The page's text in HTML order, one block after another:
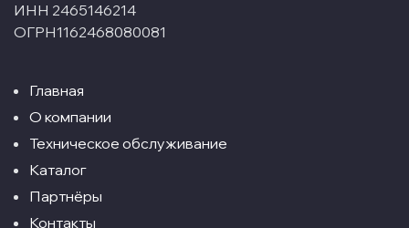
ИНН 2465146214
ОГРН1162468080081
Главная
О компании
Техническое обслуживание
Каталог
Партнёры
Контакты